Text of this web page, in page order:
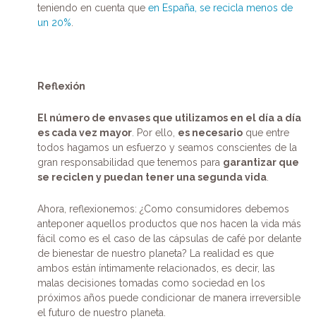
teniendo en cuenta que en España, se recicla menos de
un 20%
Reflexión
El número de envases que utilizamos en el día a día
es cada vez mayor. Por ello, es necesarioque entre
todos hagamos un esfuerzo y seamos conscientes de la
gran responsabilidad que tenemos para garantizar que
se reciclen y puedan tener una segunda vida.
Ahora, reflexionemos: ¿Como consumidores debemos
anteponer aquellos productos que nos hacen la vida más
fácil como es el caso de las cápsulas de café por delante
de bienestar de nuestro planeta? La realidad es que
ambos están íntimamente relacionados, es decir, las
malas decisiones tomadas como sociedad en los
próximos años puede condicionar de manera irreversible
el futuro de nuestro planeta.